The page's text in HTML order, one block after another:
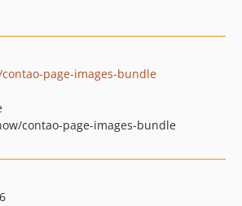
page-images-bundle
contao-page-images-bundle